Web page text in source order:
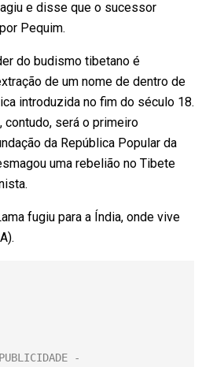
e disse que o sucessor
Pequim.
do budismo tibetano é
de um nome de dentro de
introduzida no fim do século 18.
contudo, será o primeiro
da República Popular da
uma rebelião no Tibete
fugiu para a Índia, onde vive